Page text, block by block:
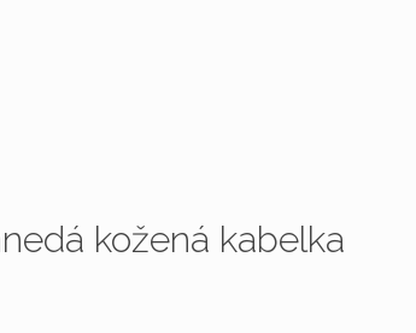
kožená kabelka